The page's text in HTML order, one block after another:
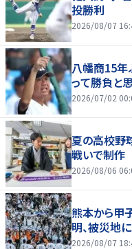
投勝利
2026/08/07
八幡商15年
って勝負と
2026/07/02
夏の高校野
戦いで制作
2026/08/06
熊本から
明、被災地
2026/08/07